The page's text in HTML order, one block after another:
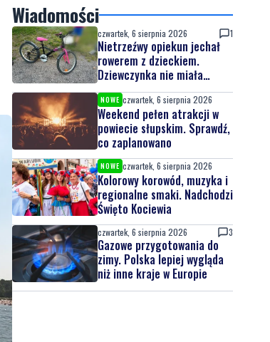
Wiadomości
czwartek, 6 sierpnia 2026 1
Nietrzeźwy opiekun jechał
rowerem z dzieckiem.
Dziewczynka nie miała
kasku
NOWE czwartek, 6 sierpnia 2026
Weekend pełen atrakcji w
powiecie słupskim. Sprawdź,
co zaplanowano
NOWE czwartek, 6 sierpnia 2026
Kolorowy korowód, muzyka i
regionalne smaki. Nadchodzi
Święto Kociewia
czwartek, 6 sierpnia 2026 3
Gazowe przygotowania do
zimy. Polska lepiej wygląda
niż inne kraje w Europie